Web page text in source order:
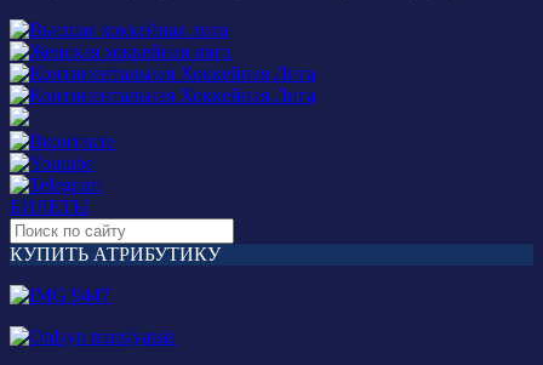
БИЛЕТЫ
КУПИТЬ АТРИБУТИКУ